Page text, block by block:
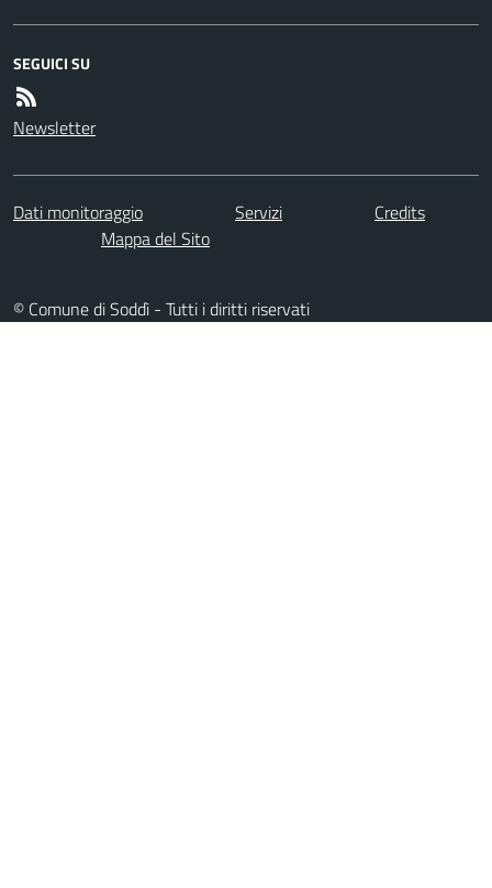
SEGUICI SU
Newsletter
Dati monitoraggio Servizi
Credits
Mappa del Sito
© Comune di Soddì - Tutti i diritti riservati